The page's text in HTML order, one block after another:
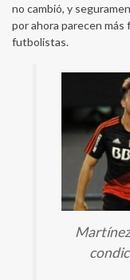
no cambió, y
por ahora parecen más
futbolistas.